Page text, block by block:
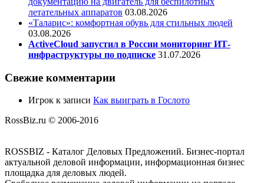
летательных аппаратов 03.08.2026
«Таларис»: комфортная обувь для стильных людей
03.08.2026
ActiveCloud запустил в России мониторинг ИТ-
инфраструктуры по подписке 31.07.2026
Свежие комментарии
Игрок к записи Как выиграть в Гослото
RossBiz.ru © 2006-2016
ROSSBIZ - Каталог Деловых Предложений. Бизнес-портал
актуальной деловой информации, информационная бизнес
площадка для деловых людей.